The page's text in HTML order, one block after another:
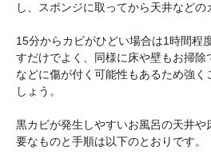
し、スポンジに取ってから天井などの
15分からカビがひどい場合は1時間程
すだけでよく、同様に床や壁もお掃
などに傷が付く可能性もあるため強く
しょう。
黒カビが発生しやすいお風呂の天井
要なものと手順は以下のとおりです。